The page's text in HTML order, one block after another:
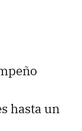
hasta un